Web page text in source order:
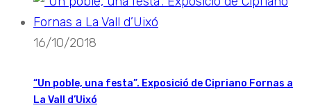
16/10/2018
“Un poble, una festa”. Exposició de Cipriano Fornas a
La Vall d’Uixó